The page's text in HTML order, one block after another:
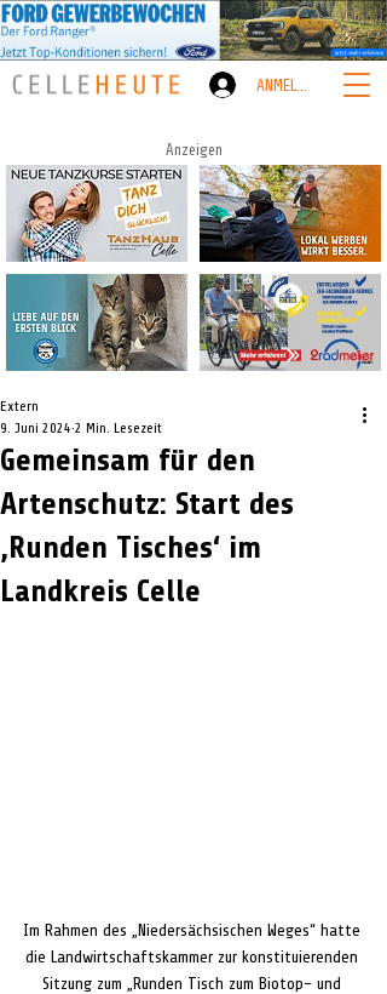
ANMELDEN
Anzeigen
Gemeinsam für den
Artenschutz: Start des
‚Runden Tisches‘ im
Landkreis Celle
Extern
9. Juni 2024 2 Min. Lesezeit
Im Rahmen des „Niedersächsischen Weges“ hatte
die Landwirtschaftskammer zur konstituierenden
Sitzung zum „Runden Tisch zum Biotop- und